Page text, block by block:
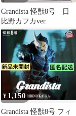
Grandista 怪獣8号 日
比野カフカver.
¥ 1,150
Grandista 怪獣8号 フィ